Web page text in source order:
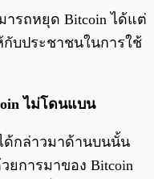
ารถหยุด Bitcoin ได้แต่
กับประชาชนในการใช้
ไม่โดนแบน
ด้กล่าวมาด้านบนนั้น
ยการมาของ Bitcoin